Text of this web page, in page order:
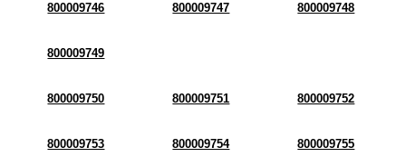
800009746 800009747 800009748
800009749
800009750 800009751 800009752
800009753 800009754 800009755